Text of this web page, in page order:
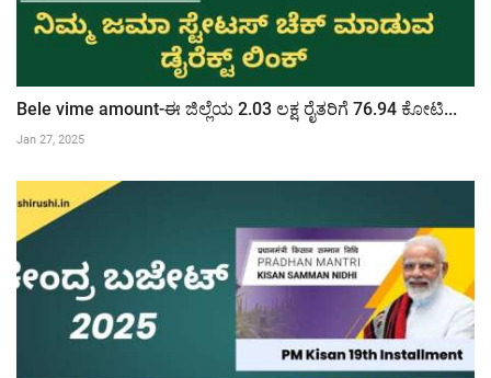
Bele vime amount-ಈ ಜಿಲ್ಲೆಯ 2.03 ಲಕ್ಷ ರೈತರಿಗೆ 76.94 ಕೋಟಿ...
Jan 27, 2025